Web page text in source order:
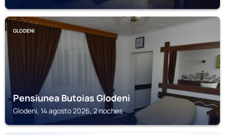
GLODENI
Pensiunea Butoias Glodeni
Glodeni, 14 agosto 2026, 2 noches